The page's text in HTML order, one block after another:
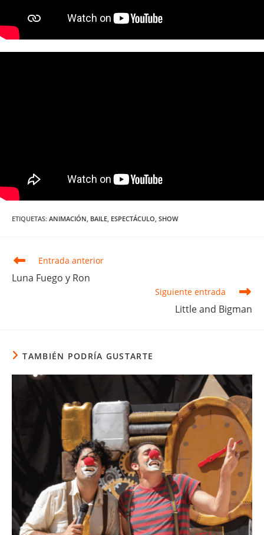
ETIQUETAS: ANIMACIÓN BAILE ESPECTÁCULO SHOW
Leer
artículos
Entrada anterior
Luna Fuego y Ron
Siguiente entrada
Little and Bigman
TAMBIÉN PODRÍA GUSTARTE